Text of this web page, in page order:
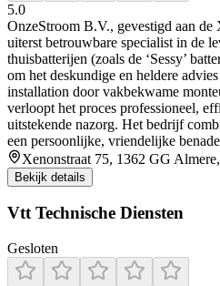
5.0
OnzeStroom B.V., gevestigd aan de
uiterst betrouwbare specialist in de
thuisbatterijen (zoals de ‘Sessy’
om het deskundige en heldere
installation door vakbekwame
verloopt het proces professioneel,
uitstekende nazorg. Het bedrijf
een persoonlijke, vriendelijke
Xenonstraat 75, 1362 GG
Bekijk details
Vtt Technische Diensten
Gesloten